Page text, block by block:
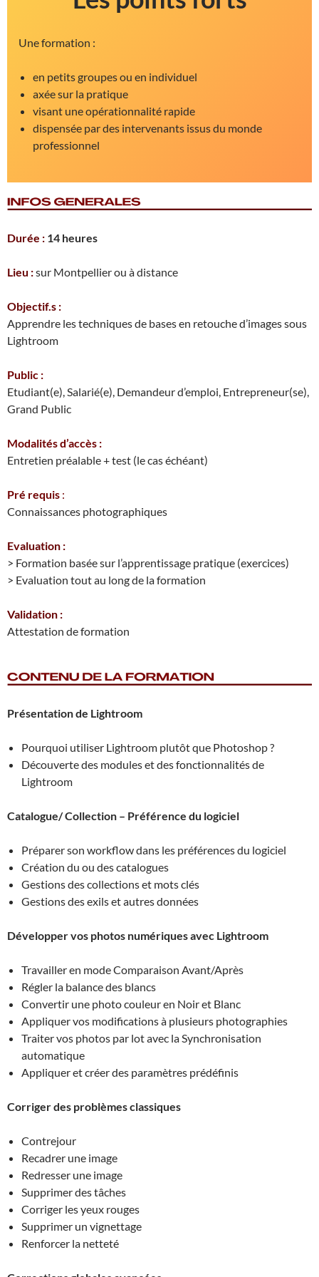
Une formation :
en petits groupes ou en individuel
axée sur la pratique
visant une opérationnalité rapide
dispensée par des intervenants issus du monde
professionnel
Durée : 14 heures
Lieu :sur Montpellier ou à distance
Objectif.s :
Apprendre les techniques de bases en retouche d’images sous
Lightroom
Public :
Etudiant(e), Salarié(e), Demandeur d’emploi, Entrepreneur(se),
Grand Public
Modalités d’accès :
Entretien préalable + test (le cas échéant)
Pré requis :
Connaissances photographiques
Evaluation :
> Formation basée sur l’apprentissage pratique (exercices)
> Evaluation tout au long de la formation
Validation :
Attestation de formation
Présentation de Lightroom
Pourquoi utiliser Lightroom plutôt que Photoshop ?
Découverte des modules et des fonctionnalités de
Lightroom
Catalogue/ Collection – Préférence du logiciel
Préparer son workflow dans les préférences du logiciel
Création du ou des catalogues
Gestions des collections et mots clés
Gestions des exils et autres données
Développer vos photos numériques avec Lightroom
Travailler en mode Comparaison Avant/Après
Régler la balance des blancs
Convertir une photo couleur en Noir et Blanc
Appliquer vos modifications à plusieurs photographies
Traiter vos photos par lot avec la Synchronisation
automatique
Appliquer et créer des paramètres prédéfinis
Corriger des problèmes classiques
Contrejour
Recadrer une image
Redresser une image
Supprimer des tâches
Corriger les yeux rouges
Supprimer un vignettage
Renforcer la netteté